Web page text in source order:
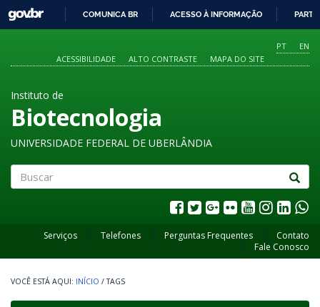
O
CONTEÚDO
GOVBR
COMUNICA BR ACESSO À INFORMAÇÃO
PT
EN
ACESSIBILIDADE
ALTO CONTRASTE MAPA DO SITE
Instituto de
Biotecnologia
UNIVERSIDADE FEDERAL DE UBERLÂNDIA
Serviços Telefones Perguntas Frequentes
Contato
Fale Conosco
INÍCIO / TAGS